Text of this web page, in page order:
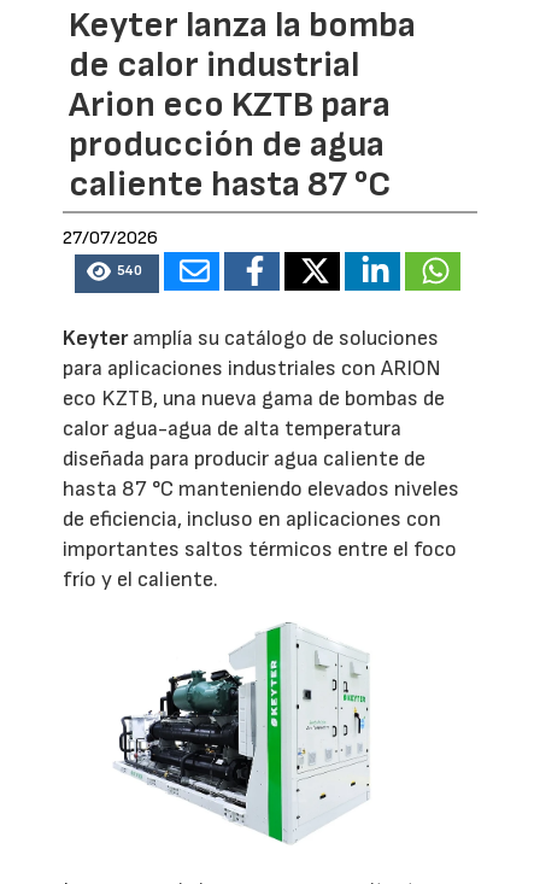
Keyter lanza la bomba
de calor industrial
Arion eco KZTB para
producción de agua
caliente hasta 87 °C
27/07/2026
540
Keyteramplía su catálogo de soluciones
para aplicaciones industriales con ARION
eco KZTB, una nueva gama de bombas de
calor agua-agua de alta temperatura
diseñada para producir agua caliente de
hasta 87 °C manteniendo elevados niveles
de eficiencia, incluso en aplicaciones con
importantes saltos térmicos entre el foco
frío y el caliente.